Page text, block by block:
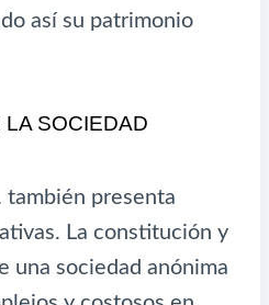
así su patrimonio
SOCIEDAD
también presenta
La constitución y
una sociedad anónima